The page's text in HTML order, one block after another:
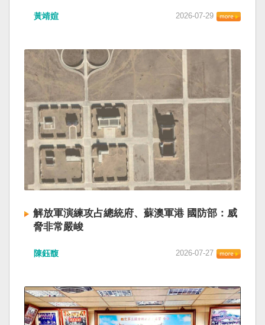
黃靖媗 2026-07-29
解放軍演練攻占總統府、蘇澳軍港 國防部：威
脅非常嚴峻
陳鈺馥 2026-07-27